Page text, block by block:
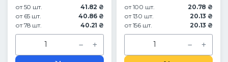
от 50 шт.
41.82 ₴
от 65 шт.
40.86 ₴
от 78 шт.
40.21 ₴
от 100 шт.
20.78 ₴
от 130 шт.
20.13 ₴
от 156 шт.
20.13 ₴